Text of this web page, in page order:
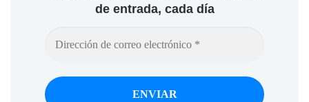
de entrada, cada día